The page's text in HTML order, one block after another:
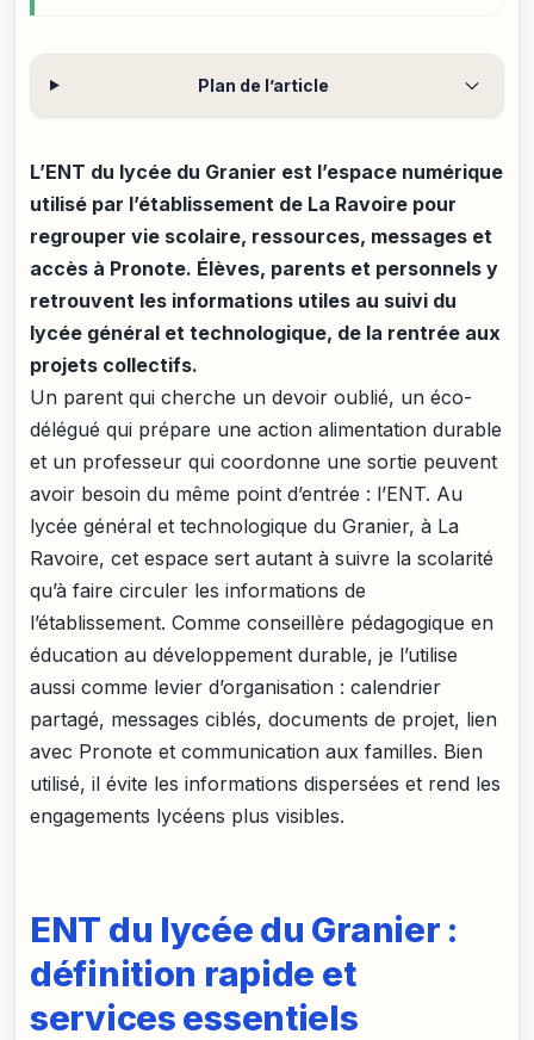
Plan de l’article
L’ENT du lycée du Granier est l’espace numérique
utilisé par l’établissement de La Ravoire pour
regrouper vie scolaire, ressources, messages et
accès à Pronote. Élèves, parents et personnels y
retrouvent les informations utiles au suivi du
lycée général et technologique, de la rentrée aux
projets collectifs.
Un parent qui cherche un devoir oublié, un éco-
délégué qui prépare une action alimentation durable
et un professeur qui coordonne une sortie peuvent
avoir besoin du même point d’entrée : l’ENT. Au
lycée général et technologique du Granier, à La
Ravoire, cet espace sert autant à suivre la scolarité
qu’à faire circuler les informations de
l’établissement. Comme conseillère pédagogique en
éducation au développement durable, je l’utilise
aussi comme levier d’organisation : calendrier
partagé, messages ciblés, documents de projet, lien
avec Pronote et communication aux familles. Bien
utilisé, il évite les informations dispersées et rend les
engagements lycéens plus visibles.
ENT du lycée du Granier :
définition rapide et
services essentiels